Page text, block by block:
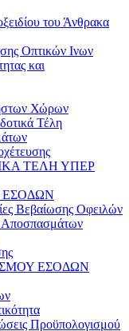
του Άνθρακα
Οπτικών Ινων
και
Χώρων
Τέλη
ΤΕΛΗ ΥΠΕΡ
ΕΣΟΔΩΝ
Βεβαίωσης Οφειλών
Αποσπασμάτων
ΕΣΟΔΩΝ
Προϋπολογισμού